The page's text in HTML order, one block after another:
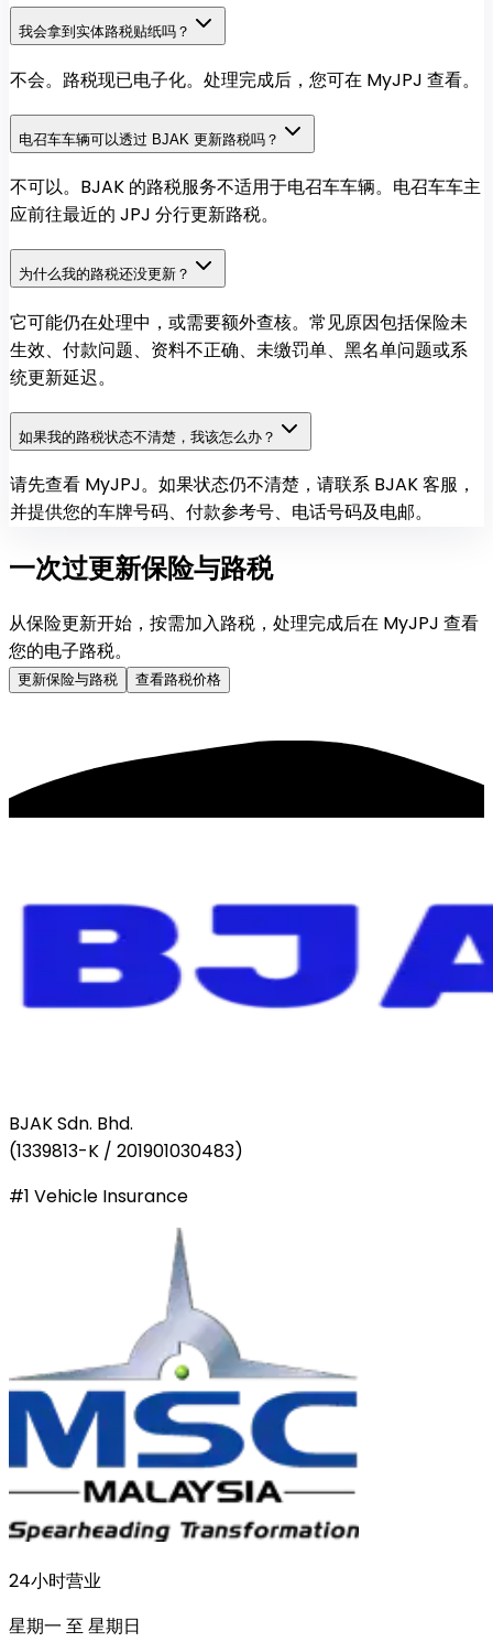
我会拿到实体路税贴纸吗？
不会。路税现已电子化。处理完成后，您可在 MyJPJ 查看。
电召车车辆可以透过 BJAK 更新路税吗？
不可以。BJAK 的路税服务不适用于电召车车辆。电召车车主
应前往最近的 JPJ 分行更新路税。
为什么我的路税还没更新？
它可能仍在处理中，或需要额外查核。常见原因包括保险未
生效、付款问题、资料不正确、未缴罚单、黑名单问题或系
统更新延迟。
如果我的路税状态不清楚，我该怎么办？
请先查看 MyJPJ。如果状态仍不清楚，请联系 BJAK 客服，
并提供您的车牌号码、付款参考号、电话号码及电邮。
一次过更新保险与路税
从保险更新开始，按需加入路税，处理完成后在 MyJPJ 查看
您的电子路税。
更新保险与路税 查看路税价格
BJAK Sdn. Bhd.
(1339813-K / 201901030483)
#1 Vehicle Insurance
24小时营业
星期一 至 星期日